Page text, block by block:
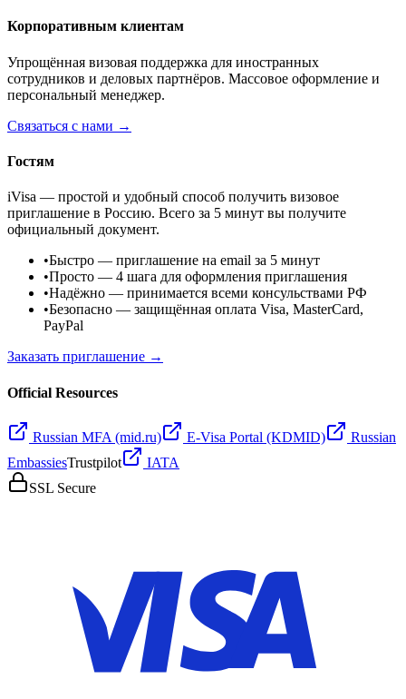
Корпоративным клиентам
Упрощённая визовая поддержка для иностранных
сотрудников и деловых партнёров. Массовое оформление и
персональный менеджер.
Связаться с нами →
Гостям
iVisa — простой и удобный способ получить визовое
приглашение в Россию. Всего за 5 минут вы получите
официальный документ.
•Быстро — приглашение на email за 5 минут
•Просто — 4 шага для оформления приглашения
•Надёжно — принимается всеми консульствами РФ
•Безопасно — защищённая оплата Visa, MasterCard,
PayPal
Заказать приглашение →
Official Resources
Russian MFA (mid.ru) E-Visa Portal (KDMID)
Russian
EmbassiesTrustpilot
IATA
SSL Secure